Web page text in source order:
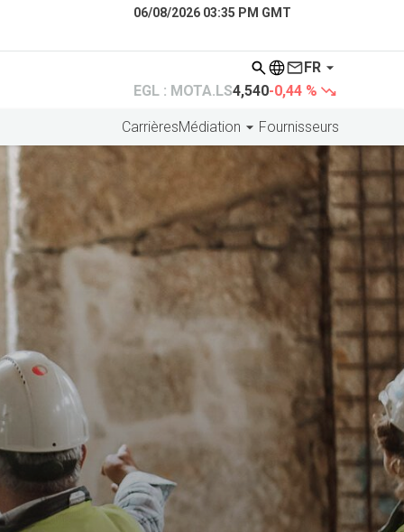
FR
06/08/2026 03:35 PM GMT
EGL : MOTA.LS4,540-0,44 %
CarrièresMédiation Fournisseurs